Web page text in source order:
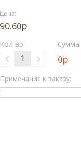
Цена:
90.60р
Кол-во Сумма
0р
Примечание к заказу: